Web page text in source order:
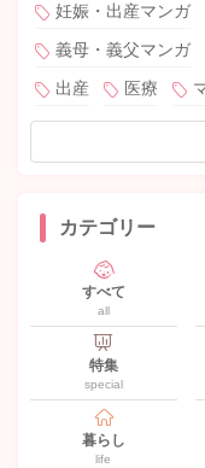
妊娠・出産マンガ
義母・義父マンガ
出産
医療
カテゴリー
すべて
all
特集
special
暮らし
life